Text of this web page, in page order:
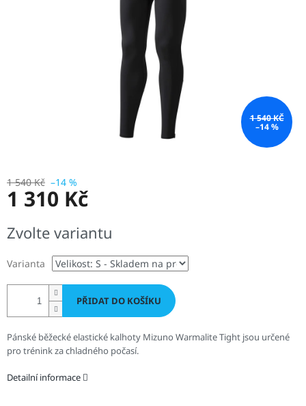
1 540 KČ
–14 %
1 540 Kč –14 %
1 310 Kč
cena:
Zvolte variantu
Varianta
PŘIDAT DO KOŠÍKU
Pánské běžecké elastické kalhoty Mizuno Warmalite Tight jsou určené
pro trénink za chladného počasí.
Detailní informace